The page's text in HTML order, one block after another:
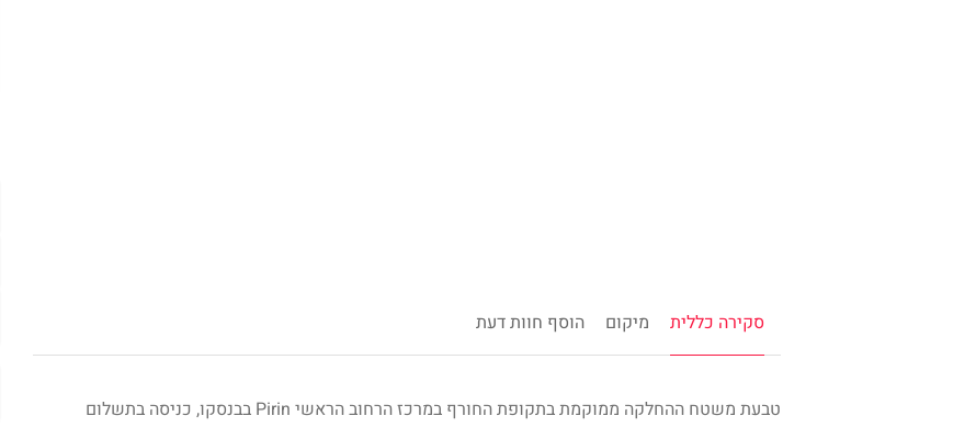
סקירה כללית מיקום הוסף חוות דעת
טבעת משטח ההחלקה ממוקמת בתקופת החורף במרכז הרחוב הראשי Pirin בבנסקו, כניסה בתשלום